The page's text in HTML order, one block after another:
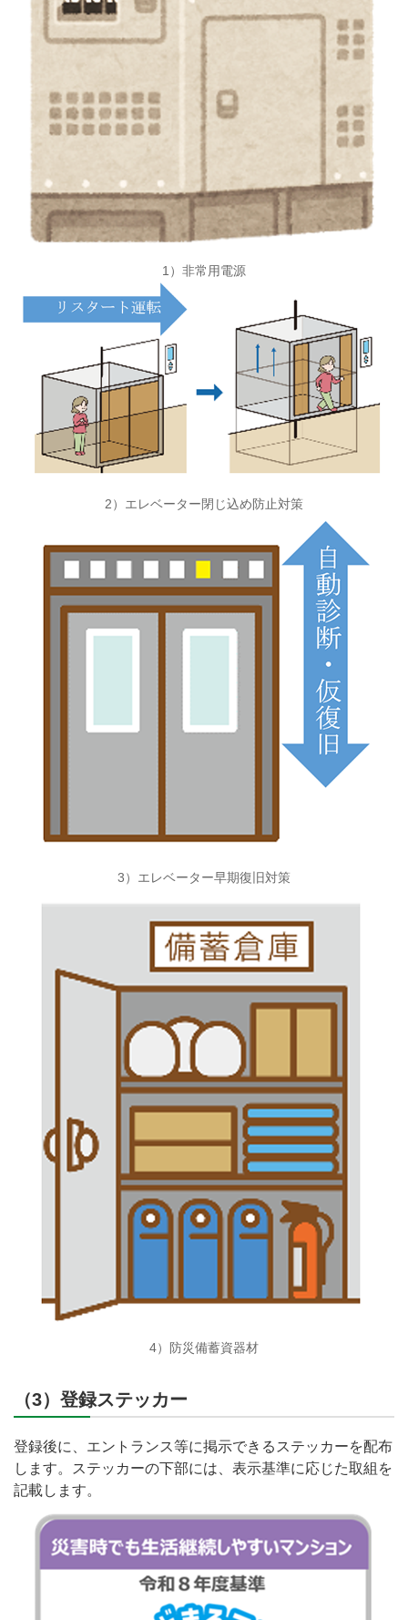
1）非常用電源
2）エレベーター閉じ込め防止対策
3）エレベーター早期復旧対策
4）防災備蓄資器材
（3）登録ステッカー
登録後に、エントランス等に掲示できるステッカーを配布
します。ステッカーの下部には、表示基準に応じた取組を
記載します。